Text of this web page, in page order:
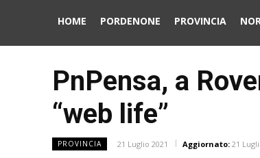
HOME PORDENONE PROVINCIA
PnPensa, a
“web life”
PROVINCIA 21 Luglio 2021 Aggiornato: 21